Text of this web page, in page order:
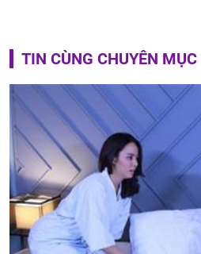
TIN CÙNG CHUYÊN MỤC